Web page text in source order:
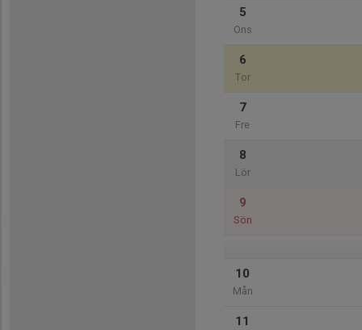
5
Ons
6
Tor
7
Fre
8
Lör
9
Sön
10
Mån
11